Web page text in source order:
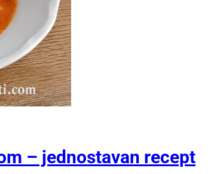
– jednostavan recept